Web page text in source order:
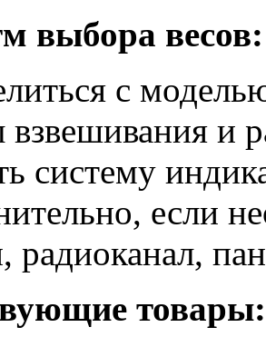
выбора весов:
с
взвешивания и
систему
если
радиоканал,
товары: